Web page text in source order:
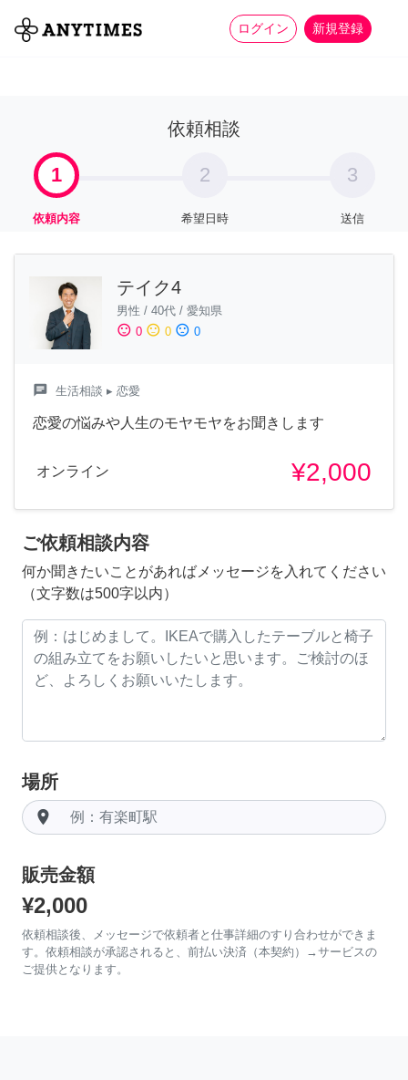
ログイン 新規登録
全て 家事 more_horiz
依頼相談
1
依頼内容
2
希望日時
3
送信
テイク4
男性 / 40代 / 愛知県
sentiment_satisfied 0 sentiment_neutral 0 sentiment_dissatisfied 0
chat 生活相談 ▸ 恋愛
恋愛の悩みや人生のモヤモヤをお聞きします
オンライン ¥2,000
ご依頼相談内容
何か聞きたいことがあればメッセージを入れてください
（文字数は500字以内）
場所
room
販売金額
¥2,000
依頼相談後、メッセージで依頼者と仕事詳細のすり合わせができま
す。依頼相談が承認されると、前払い決済（本契約）→サービスの
ご提供となります。